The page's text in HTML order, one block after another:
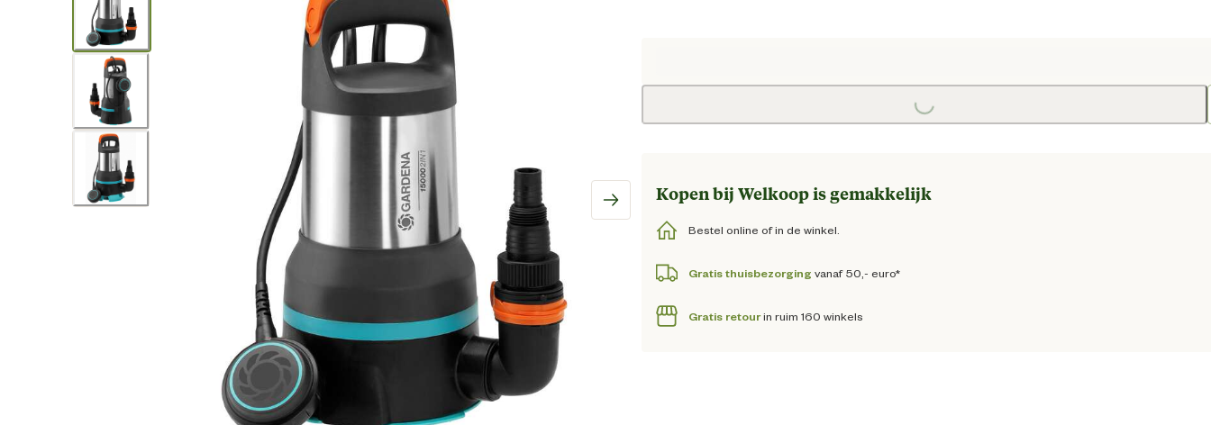
Loading...
Kopen bij Welkoop is gemakkelijk
Bestel online of in de winkel.
Gratis thuisbezorging vanaf 50,- euro*
Gratis retourin ruim 160 winkels